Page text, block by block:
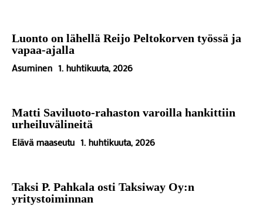
Luonto on lähellä Reijo Peltokorven työssä ja
vapaa-ajalla
Asuminen 1. huhtikuuta, 2026
Matti Saviluoto-rahaston varoilla hankittiin
urheiluvälineitä
Elävä maaseutu 1. huhtikuuta, 2026
Taksi P. Pahkala osti Taksiway Oy:n
yritystoiminnan